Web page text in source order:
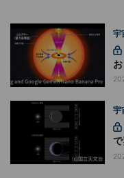
宇
宇